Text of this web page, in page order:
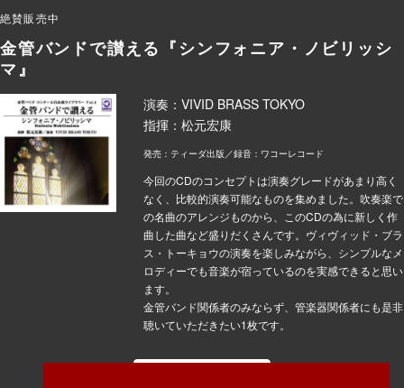
絶賛販売中
金管バンドで讃える『シンフォニア・ノビリッシ
マ』
演奏：VIVID BRASS TOKYO
指揮：松元宏康
発売：ティーダ出版／録音：ワコーレコード
今回のCDのコンセプトは演奏グレードがあまり高く
なく、比較的演奏可能なものを集めました。吹奏楽で
の名曲のアレンジものから、このCDの為に新しく作
曲した曲など盛りだくさんです。ヴィヴィッド・ブラ
ス・トーキョウの演奏を楽しみながら、シンプルなメ
ロディーでも音楽が宿っているのを実感できると思い
ます。
金管バンド関係者のみならず、管楽器関係者にも是非
聴いていただきたい1枚です。